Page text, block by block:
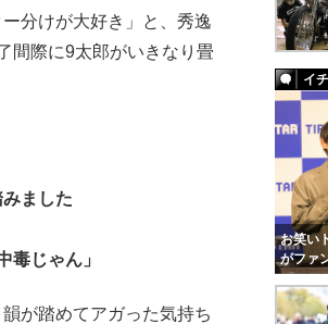
分けが大好き」と、秀逸
間際に9太郎がいきなり畳
ました
ゃん」
が踏めてアガった気持ち
イ
お笑い
がファ